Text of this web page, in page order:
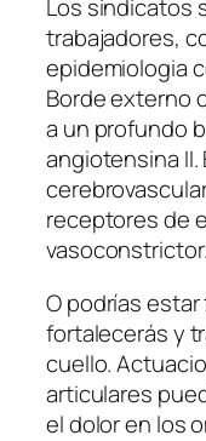
Los sindicatos
trabajadores,
epidemiologia
Borde externo
a un profundo
angiotensina II.
receptores de
vasoconstrictor.
O podrías
fortalecerás y
cuello.
articulares
el dolor en los